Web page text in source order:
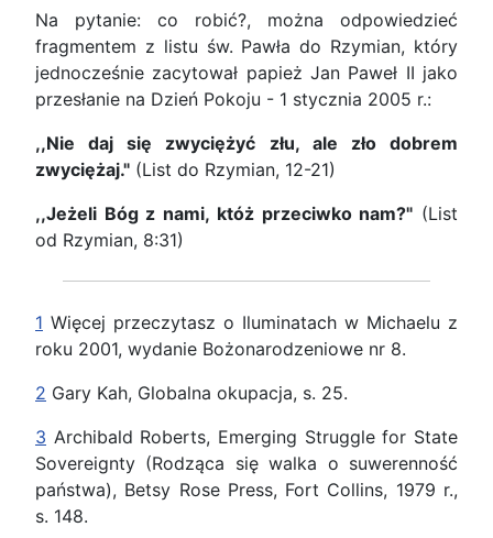
Na pytanie: co robić?, można odpowiedzieć
fragmentem z listu św. Pawła do Rzymian, który
jednocześnie zacytował papież Jan Paweł II jako
przesłanie na Dzień Pokoju - 1 stycznia 2005 r.:
,,Nie daj się zwyciężyć złu, ale zło dobrem
zwyciężaj." (List do Rzymian, 12-21)
,,Jeżeli Bóg z nami, któż przeciwko nam?" (List
od Rzymian, 8:31)
1 Więcej przeczytasz o Iluminatach w Michaelu z
roku 2001, wydanie Bożonarodzeniowe nr 8.
2 Gary Kah, Globalna okupacja, s. 25.
3 Archibald Roberts, Emerging Struggle for State
Sovereignty (Rodząca się walka o suwerenność
państwa), Betsy Rose Press, Fort Collins, 1979 r.,
s. 148.